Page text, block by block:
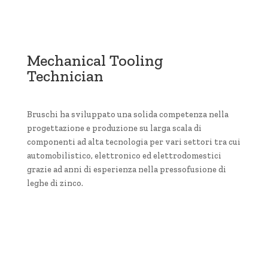
Mechanical Tooling
Technician
Bruschi ha sviluppato una solida competenza nella
progettazione e produzione su larga scala di
componenti ad alta tecnologia per vari settori tra cui
automobilistico, elettronico ed elettrodomestici
grazie ad anni di esperienza nella pressofusione di
leghe di zinco.